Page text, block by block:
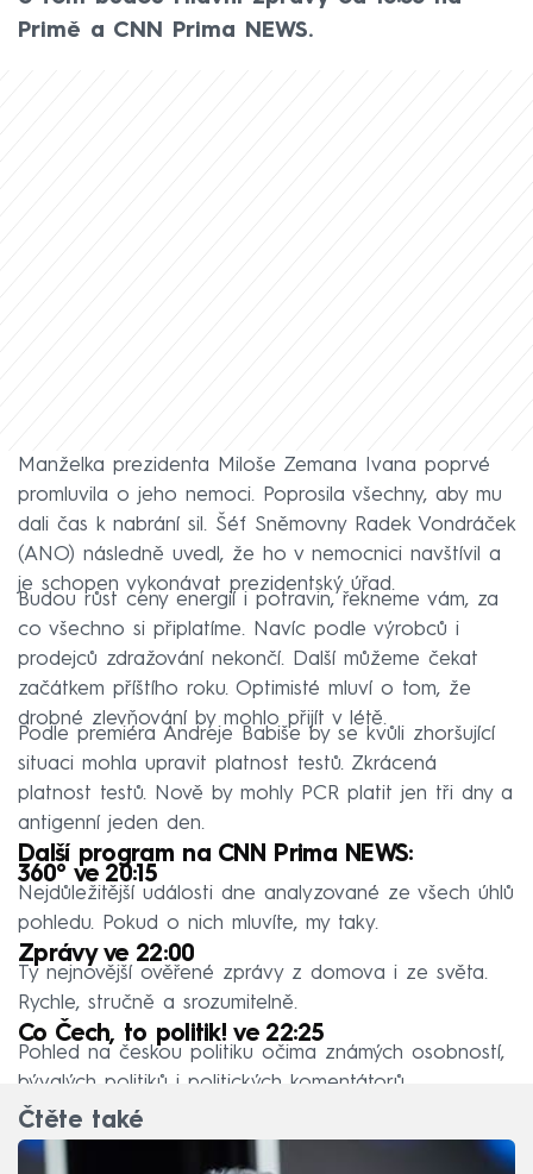
Primě a CNN Prima NEWS.
Manželka prezidenta Miloše Zemana Ivana poprvé
promluvila o jeho nemoci. Poprosila všechny, aby mu
dali čas k nabrání sil. Šéf Sněmovny Radek Vondráček
(ANO) následně uvedl, že ho v nemocnici navštívil a
je schopen vykonávat prezidentský úřad.
Budou růst ceny energií i potravin, řekneme vám, za
co všechno si připlatíme. Navíc podle výrobců i
prodejců zdražování nekončí. Další můžeme čekat
začátkem příštího roku. Optimisté mluví o tom, že
drobné zlevňování by mohlo přijít v létě.
Podle premiéra Andreje Babiše by se kvůli zhoršující
situaci mohla upravit platnost testů. Zkrácená
platnost testů. Nově by mohly PCR platit jen tři dny a
antigenní jeden den.
Další program na CNN Prima NEWS:
360° ve 20:15
Nejdůležitější události dne analyzované ze všech úhlů
pohledu. Pokud o nich mluvíte, my taky.
Zprávy ve 22:00
Ty nejnovější ověřené zprávy z domova i ze světa.
Rychle, stručně a srozumitelně.
Co Čech, to politik! ve 22:25
Pohled na českou politiku očima známých osobností,
bývalých politiků i politických komentátorů.
Čtěte také